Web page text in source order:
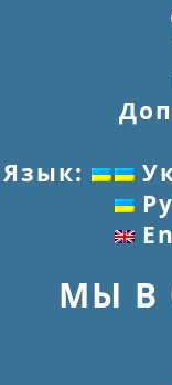
Язык:
En
МЫ В